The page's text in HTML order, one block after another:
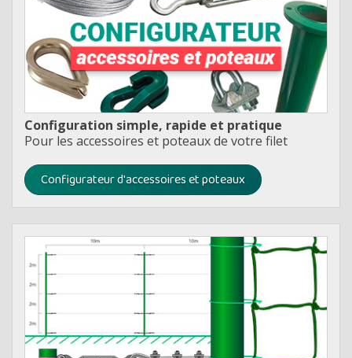
Configuration simple, rapide et pratique
Pour les accessoires et poteaux de votre filet
Configurateur d'accessoires et poteaux